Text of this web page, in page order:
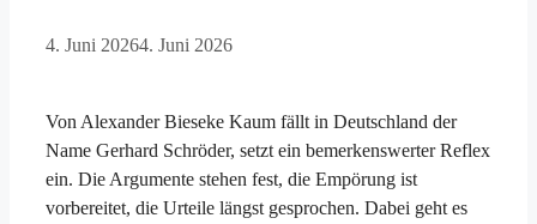
4. Juni 20264. Juni 2026
Von Alexander Bieseke Kaum fällt in Deutschland der
Name Gerhard Schröder, setzt ein bemerkenswerter Reflex
ein. Die Argumente stehen fest, die Empörung ist
vorbereitet, die Urteile längst gesprochen. Dabei geht es